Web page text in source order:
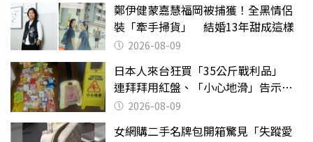
鄭伊健蒙嘉慧福岡被捕獲！全黑情侶
裝「牽手掃貨」 結婚13年甜成這樣
2026-08-09
日本人來台狂買「35公斤戰利品」
連拜拜用紅盤、「小心地滑」告示牌
也帶回家
2026-08-09
女網購二手名牌包開箱驚見「失蹤愛